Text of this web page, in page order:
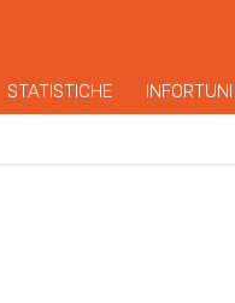
STATISTICHE INFORTUNI